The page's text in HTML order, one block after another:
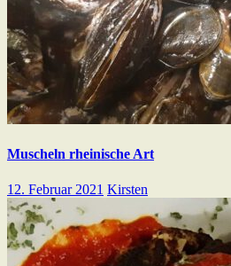
Muscheln rheinische Art
12. Februar 2021 Kirsten